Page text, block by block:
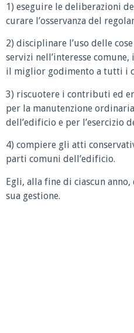
1) eseguire le deliberazioni
curare l’osservanza del
2) disciplinare l’uso delle
servizi nell’interesse
il miglior godimento a tutti i
3) riscuotere i contributi ed
per la manutenzione
dell’edificio e per l’esercizio
4) compiere gli atti
parti comuni dell’edificio.
Egli, alla fine di ciascun
sua gestione.